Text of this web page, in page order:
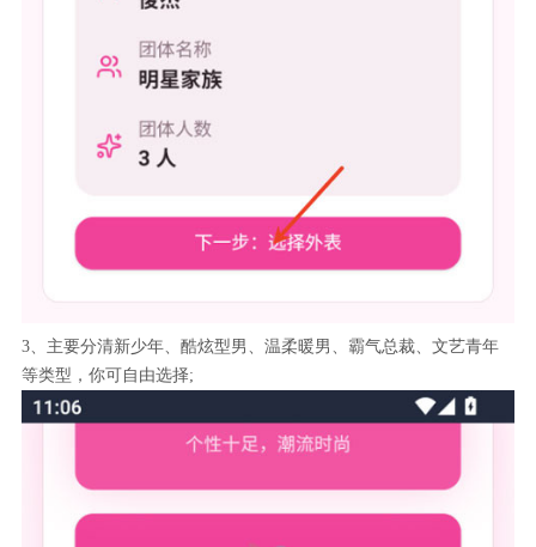
3、主要分清新少年、酷炫型男、温柔暖男、霸气总裁、文艺青年
等类型，你可自由选择;